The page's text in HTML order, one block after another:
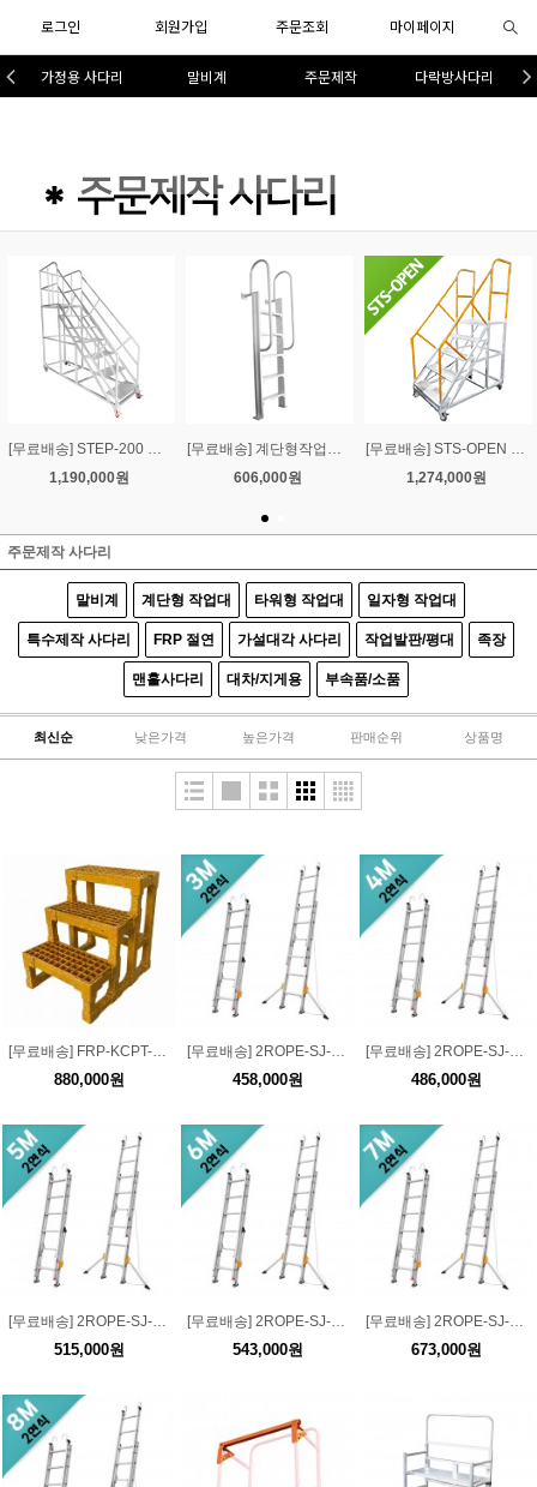
로그인 회원가입 주문조회 마이페이지
가정용 사다리 말비계 주문제작 다락방사다리
[무료배송] STEP-200 계단작업대 200
1,190,000원
[무료배송] 계단형작업대-11
606,000원
[무료배송] STS-OPEN 전면 OPEN형 계단 작업대-주문제작형
1,274,000원
주문제작 사다리
말비계 계단형 작업대 타워형 작업대 일자형 작업대
특수제작 사다리 FRP 절연 가설대각 사다리 작업발판/평대 족장
맨홀사다리 대차/지게용 부속품/소품
최신순 낮은가격 높은가격 판매순위 상품명
[무료배송] FRP-KCPT-03 보강용 FRP 계단 3단
880,000원
[무료배송] 2ROPE-SJ-3M 2연식 로프사다리 3M (S고리/전도방지대 장착)
458,000원
[무료배송] 2ROPE-SJ-4M 2연식 로프사다리 4M (S고리/전도방지대 장착)
486,000원
[무료배송] 2ROPE-SJ-5M 2연식 로프사다리 5M (S고리/전도방지대 장착)
515,000원
[무료배송] 2ROPE-SJ-6M 2연식 로프사다리 6M (S고리/전도방지대 장착)
543,000원
[무료배송] 2ROPE-SJ-7M 2연식 로프사다리 7M (S고리/전도방지대 장착)
673,000원